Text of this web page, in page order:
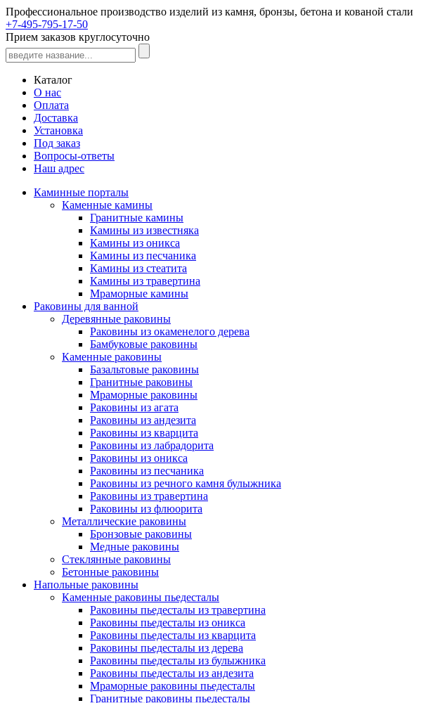
Профессиональное производство изделий из камня, бронзы, бетона и кованой стали
+7-495-795-17-50
Прием заказов круглосуточно
Каталог
О нас
Оплата
Доставка
Установка
Под заказ
Вопросы-ответы
Наш адрес
Каминные порталы
Каменные камины
Гранитные камины
Камины из известняка
Камины из оникса
Камины из песчаника
Камины из стеатита
Камины из травертина
Мраморные камины
Раковины для ванной
Деревянные раковины
Раковины из окаменелого дерева
Бамбуковые раковины
Каменные раковины
Базальтовые раковины
Гранитные раковины
Мраморные раковины
Раковины из агата
Раковины из андезита
Раковины из кварцита
Раковины из лабрадорита
Раковины из оникса
Раковины из песчаника
Раковины из речного камня булыжника
Раковины из травертина
Раковины из флюорита
Металлические раковины
Бронзовые раковины
Медные раковины
Стеклянные раковины
Бетонные раковины
Напольные раковины
Каменные раковины пьедесталы
Раковины пьедесталы из травертина
Раковины пьедесталы из оникса
Раковины пьедесталы из кварцита
Раковины пьедесталы из дерева
Раковины пьедесталы из булыжника
Раковины пьедесталы из андезита
Мраморные раковины пьедесталы
Гранитные раковины пьедесталы